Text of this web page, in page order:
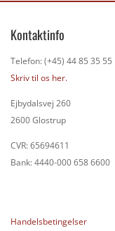
Kontaktinfo
Telefon: (+45) 44 85 35 55
Skriv til os her.
Ejbydalsvej 260
2600 Glostrup
CVR: 65694611
Bank: 4440-000 658 6600
Handelsbetingelser